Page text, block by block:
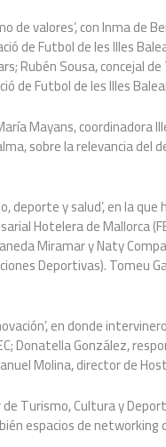
de valores’, con Inma de
de Futbol de les Illes
Rubén Sousa, concejal
de Futbol de les Illes
Mayans,
sobre la relevancia
deporte y salud’, en la
Hotelera de Mallorca
Miramar y Naty
Deportivas). Tomeu
en donde
Donatella González,
Molina, director de
Turismo, Cultura y
espacios de